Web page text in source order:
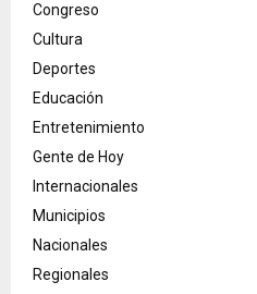
Congreso
Cultura
Deportes
Educación
Entretenimiento
Gente de Hoy
Internacionales
Municipios
Nacionales
Regionales